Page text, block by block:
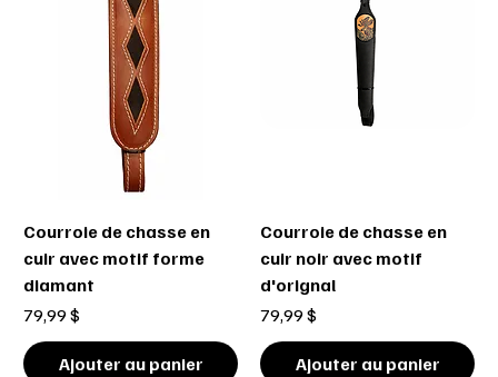
Courroie de chasse en
cuir avec motif forme
diamant
Prix
79,99 $
Ajouter au panier
Courroie de chasse en
cuir noir avec motif
d'orignal
Prix
79,99 $
Ajouter au panier